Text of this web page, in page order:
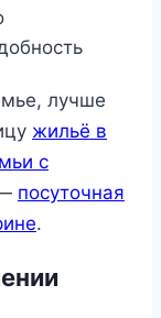
лучше
жильё в
с
посуточная
.